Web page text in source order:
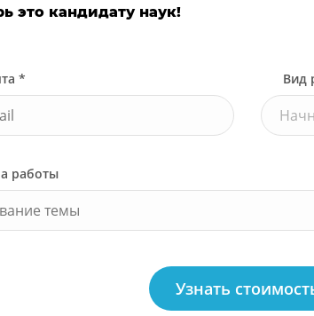
это кандидату наук!
* Вид
работы
Узнать